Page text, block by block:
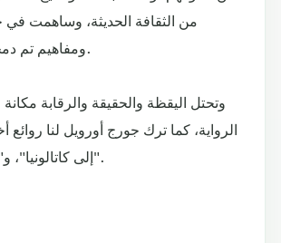
من الثقافة الحديثة، وساهمت
ومفاهيم تم دمجها في مجتمعنا.
وتحتل اليقظة والحقيقة والرقابة
الرواية، كما ترك جورج أورويل لنا
إلى كاتالونيا"، و"مزرعة الحيوان".